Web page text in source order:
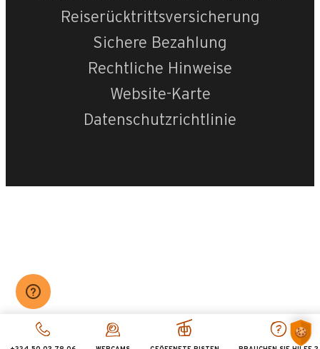
Reiserücktrittsversicherung
Sichere Bezahlung
Rechtliche Hinweise
Website-Karte
Datenschutzrichtlinie